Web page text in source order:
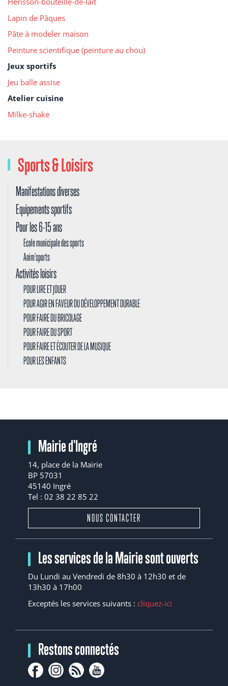
Lapin de Pâques
Pâte à modeler maison
Peinture scientifique (peinture au chou)
Jeux sportifs
Jeu balle assise
Atelier cuisine
Milke-shake
Sports & Loisirs
Manifestations diverses
Equipements sportifs
Pour les 6-15 ans
Ecole municipale des sports
Anim'sports
Activités loisirs
POUR LIRE ET JOUER
POUR AGIR EN FAVEUR DU DÉVELOPPEMENT DURABLE
POUR FAIRE DU BRICOLAGE
POUR FAIRE DU SPORT
POUR FAIRE ET ÉCOUTER DE LA MUSIQUE
POUR LES ENFANTS
Mairie d'Ingré
14, place de la Mairie
BP 57031
45140 Ingré
Tel : 02 38 22 85 22
NOUS CONTACTER
Les services de la Mairie sont ouverts
Du Lundi au Vendredi de 8h30 à 12h30 et de
13h30 à 17h00
Exceptés les services suivants : cliquez-ici
Restons connectés